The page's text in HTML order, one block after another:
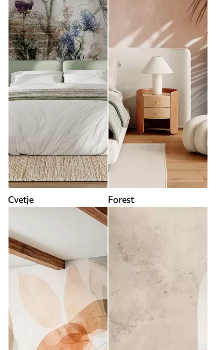
Cvetje Forest